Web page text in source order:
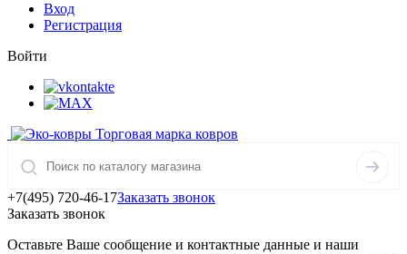
Вход
Регистрация
Войти
Торговая марка ковров
+7(495) 720-46-17Заказать звонок
Заказать звонок
Оставьте Ваше сообщение и контактные данные и наши